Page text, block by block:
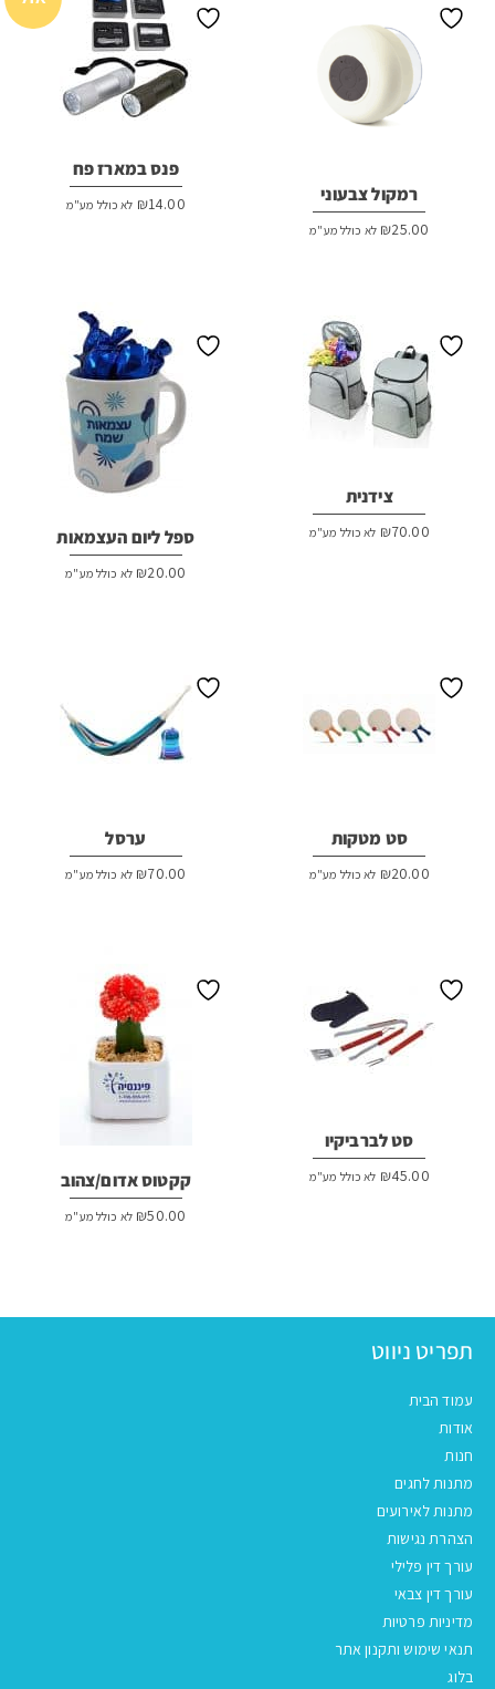
רמקול צבעוני
₪25.00 לא כולל מע"מ
פנס במארז פח
₪14.00 לא כולל מע"מ
צידנית
₪70.00 לא כולל מע"מ ספל ליום העצמאות
₪20.00 לא כולל מע"מ
סט מטקות
₪20.00 לא כולל מע"מ
ערסל
₪70.00 לא כולל מע"מ
סט לברביקיו
₪45.00 לא כולל מע"מ קקטוס אדום/צהוב
₪50.00 לא כולל מע"מ
תפריט ניווט
עמוד הבית
אודות
חנות
מתנות לחגים
מתנות לאירועים
הצהרת נגישות
עורך דין פלילי
עורך דין צבאי
מדיניות פרטיות
תנאי שימוש ותקנון אתר
בלוג